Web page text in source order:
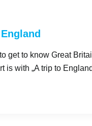
get to know Great
is with „A trip to